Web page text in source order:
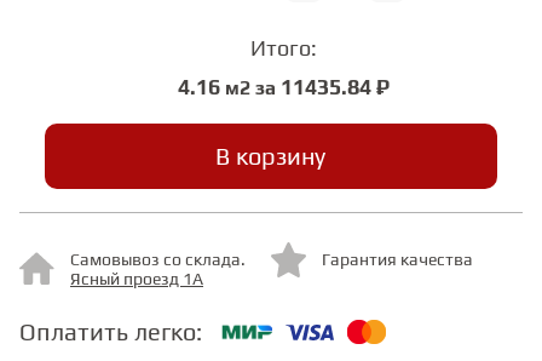
МИНЕРАЛЬНО-КАМЕННЫЙ
ЛАМИНАТ MSPC
ЛАМИНАТ SWF
Итого:
4.16м2 за 11435.84 ₽
В корзину
Самовывоз со склада.
Ясный проезд 1А
Гарантия качества
Оплатить легко: